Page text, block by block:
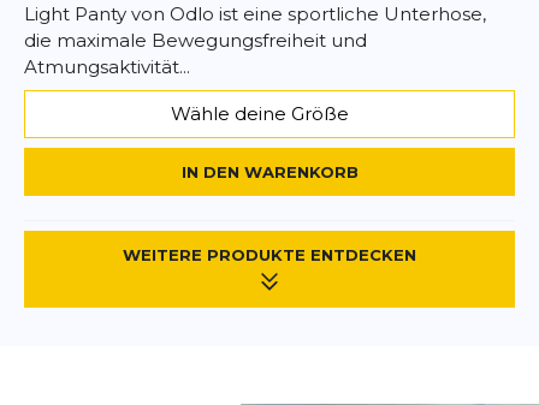
Light Panty von Odlo ist eine sportliche Unterhose,
die maximale Bewegungsfreiheit und
Atmungsaktivität...
Wähle deine Größe
IN DEN WARENKORB
WEITERE PRODUKTE ENTDECKEN